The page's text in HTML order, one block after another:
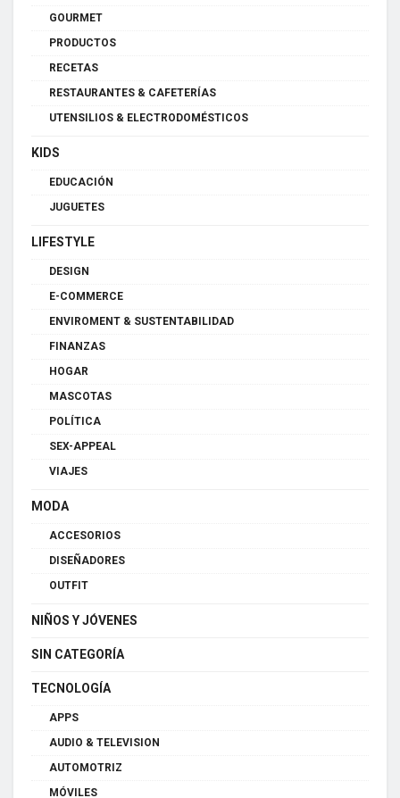
GOURMET
PRODUCTOS
RECETAS
RESTAURANTES & CAFETERÍAS
UTENSILIOS & ELECTRODOMÉSTICOS
KIDS
EDUCACIÓN
JUGUETES
LIFESTYLE
DESIGN
E-COMMERCE
ENVIROMENT & SUSTENTABILIDAD
FINANZAS
HOGAR
MASCOTAS
POLÍTICA
SEX-APPEAL
VIAJES
MODA
ACCESORIOS
DISEÑADORES
OUTFIT
NIÑOS Y JÓVENES
SIN CATEGORÍA
TECNOLOGÍA
APPS
AUDIO & TELEVISION
AUTOMOTRIZ
MÓVILES